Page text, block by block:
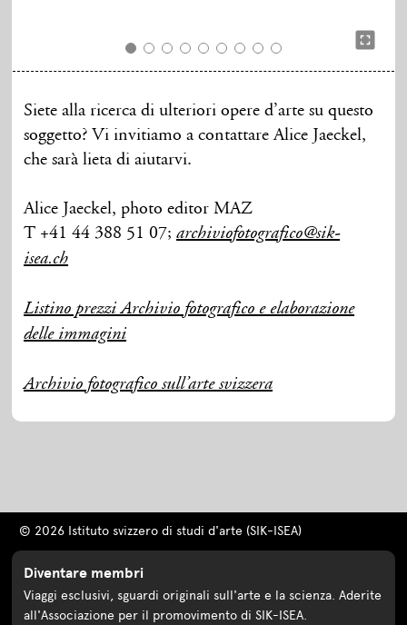
Siete alla ricerca di ulteriori opere d’arte su questo
soggetto? Vi invitiamo a contattare Alice Jaeckel,
che sarà lieta di aiutarvi.
Alice Jaeckel, photo editor MAZ
T +41 44 388 51 07;archiviofotografico@sik-
isea.ch
Listino prezzi Archivio fotografico e elaborazione
delle immagini
Archivio fotografico sull’arte svizzera
© 2026 Istituto svizzero di studi d'arte (SIK-ISEA)
Diventare membri
Viaggi esclusivi, sguardi originali sull'arte e la scienza. Aderite
all'Associazione per il promovimento di SIK-ISEA.